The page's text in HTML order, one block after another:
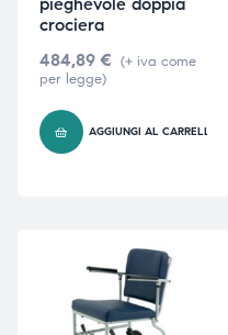
crociera
484,89 € (+ iva come
per legge)
AGGIUNGI AL CARRELLO